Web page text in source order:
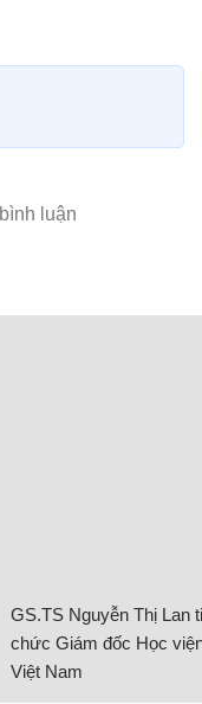
GS.TS Nguyễn Thị Lan
chức Giám đốc Học
Việt Nam